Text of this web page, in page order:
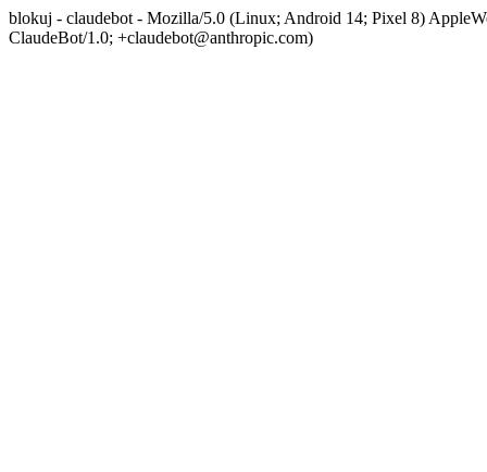
blokuj - claudebot - Mozilla/5.0 (Linux; Android 14; Pixel 8)
ClaudeBot/1.0; +claudebot@anthropic.com)